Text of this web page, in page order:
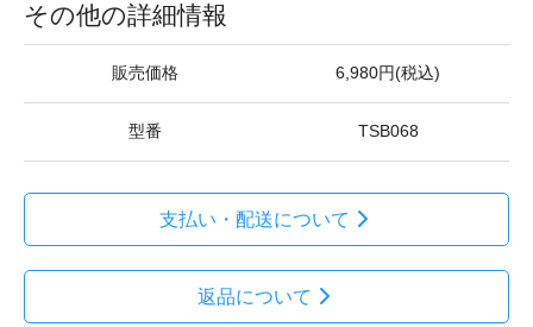
その他の詳細情報
販売価格 6,980円(税込)
型番 TSB068
支払い・配送について
返品について